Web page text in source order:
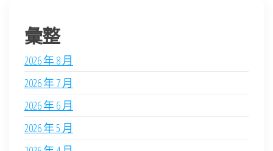
彙整
2026 年 8 月
2026 年 7 月
2026 年 6 月
2026 年 5 月